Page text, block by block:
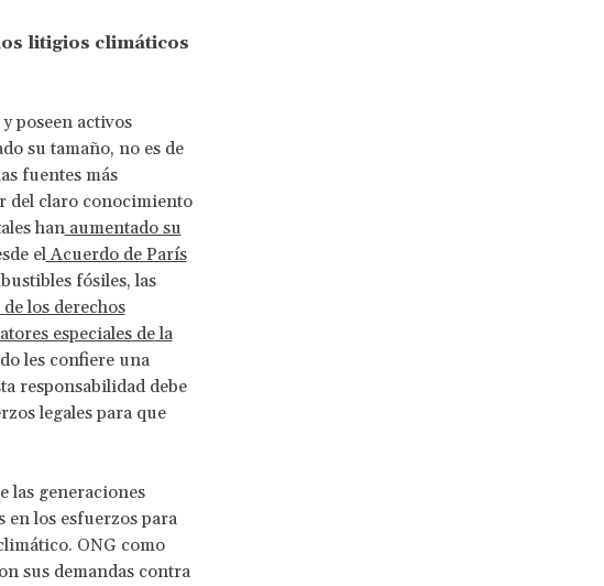
litigios climáticos
poseen activos
su tamaño, no es de
fuentes más
del claro conocimiento
hanaumentado su
elAcuerdo de París
fósiles, las
los derechos
especiales dela
les confiere una
responsabilidad debe
legales para que
las generaciones
los esfuerzos para
ONG como
sus demandas contra